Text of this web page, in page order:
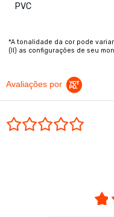
PVC
*A tonalidade da cor pode
(II) as configurações de seu
Avaliações por